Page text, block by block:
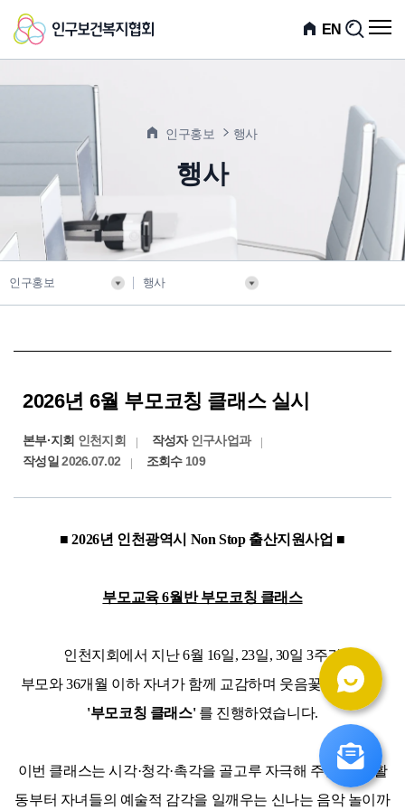
인
구
복
지
협
회
EN
검
전
메
인구홍보
행사
행사
인구홍보 행사
2026년 6월 부모코칭 클래스 실시
본부·지회 인천지회 작성자인구사업과
작성일 2026.07.02 조회수109
■ 2026년 인천광역시 Non Stop 출산지원사업 ■
부모교육 6월반 부모코칭 클래스
인천지회에서 지난 6월 16일, 23일, 30일 3주간
부모와 36개월 이하 자녀가 함께 교감하며 웃음꽃을 피웠던
'부모코칭 클래스' 를 진행하였습니다.
이번 클래스는 시각·청각·촉각을 골고루 자극해 주는 오감 활
동부터 자녀들의 예술적 감각을 일깨우는 신나는 음악 놀이까